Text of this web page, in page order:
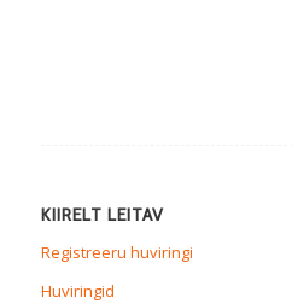
KIIRELT LEITAV
Registreeru huviringi
Huviringid